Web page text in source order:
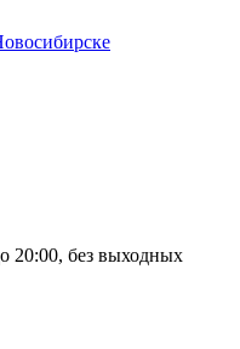
20:00, без выходных